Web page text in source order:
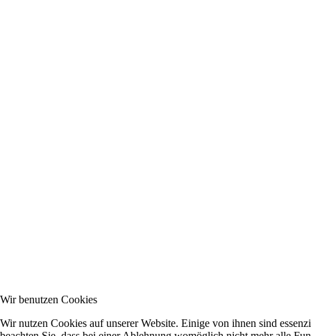
Wir benutzen Cookies
Wir nutzen Cookies auf unserer Website. Einige von ihnen sind